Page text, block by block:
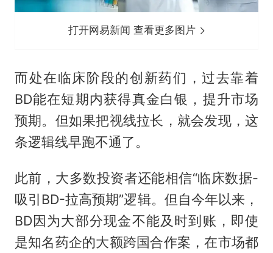
打开网易新闻 查看更多图片
而处在临床阶段的创新药们，过去靠着
BD能在短期内获得真金白银，提升市场
预期。但如果把视线拉长，就会发现，这
条逻辑线早跑不通了。
此前，大多数投资者还能相信“临床数据-
吸引BD-拉高预期”逻辑。但自今年以来，
BD因为大部分现金不能及时到账，即使
是知名药企的大额跨国合作案，在市场都